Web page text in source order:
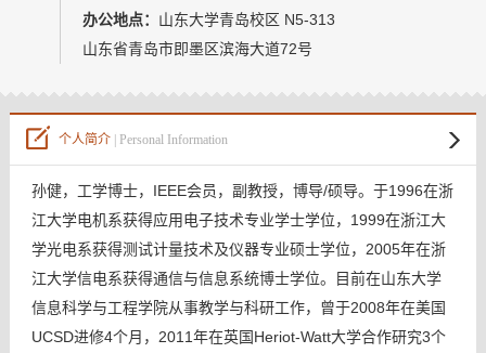
办公地点： 山东大学青岛校区 N5-313
山东省青岛市即墨区滨海大道72号
个人简介| Personal Information
孙健，工学博士，IEEE会员，副教授，博导/硕导。于1996在浙
江大学电机系获得应用电子技术专业学士学位，1999在浙江大
学光电系获得测试计量技术及仪器专业硕士学位，2005年在浙
江大学信电系获得通信与信息系统博士学位。目前在山东大学
信息科学与工程学院从事教学与科研工作，曾于2008年在美国
UCSD进修4个月，2011年在英国Heriot-Watt大学合作研究3个